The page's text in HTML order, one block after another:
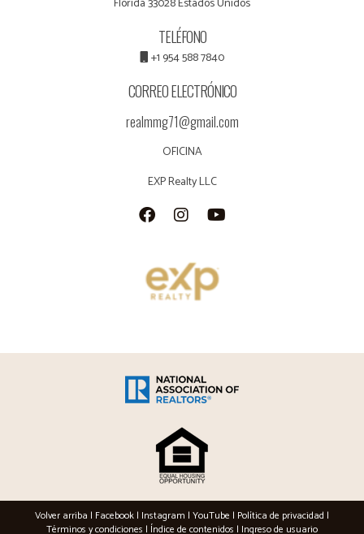
TELÉFONO
+1 954 588 7840
CORREO ELECTRÓNICO
realmmg71@gmail.com
OFICINA
EXP Realty LLC
Volver arriba | Facebook | Instagram | YouTube | Política de privacidad |
Términos y condiciones | Índice de contenidos | Ingreso de usuario